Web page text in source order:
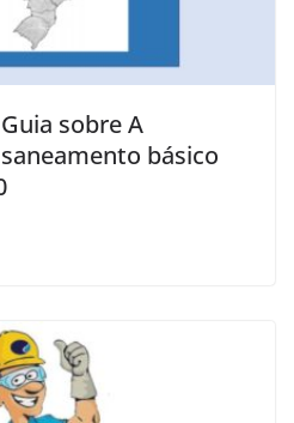
sobre A
básico